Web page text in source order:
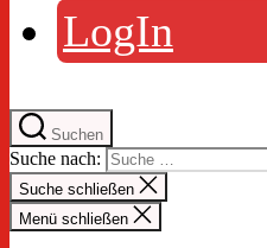
LogIn
Suchen
Suche nach:
Suche schließen
Menü schließen